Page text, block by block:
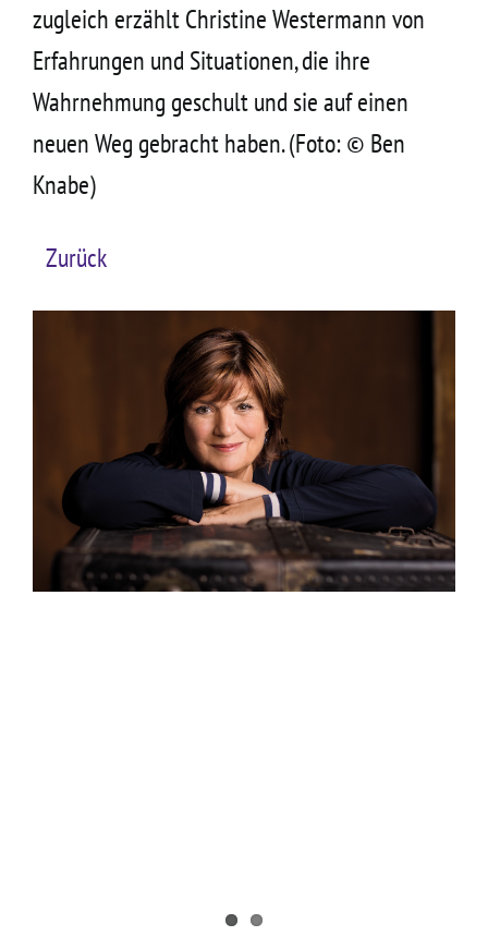
zugleich erzählt Christine Westermann von
Erfahrungen und Situationen, die ihre
Wahrnehmung geschult und sie auf einen
neuen Weg gebracht haben. (Foto: © Ben
Knabe)
Zurück